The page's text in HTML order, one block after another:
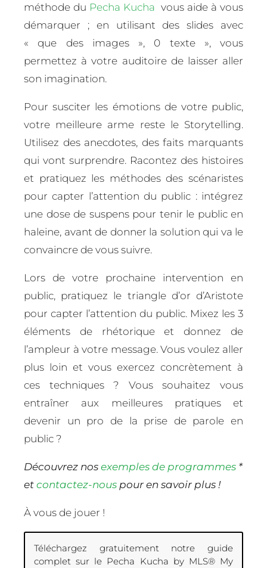
méthode du Pecha Kucha vous aide à vous
démarquer ; en utilisant des slides avec
« que des images », 0 texte », vous
permettez à votre auditoire de laisser aller
son imagination.
Pour susciter les émotions de votre public,
votre meilleure arme reste le Storytelling.
Utilisez des anecdotes, des faits marquants
qui vont surprendre. Racontez des histoires
et pratiquez les méthodes des scénaristes
pour capter l’attention du public : intégrez
une dose de suspens pour tenir le public en
haleine, avant de donner la solution qui va le
convaincre de vous suivre.
Lors de votre prochaine intervention en
public, pratiquez le triangle d’or d’Aristote
pour capter l’attention du public. Mixez les 3
éléments de rhétorique et donnez de
l’ampleur à votre message. Vous voulez aller
plus loin et vous exercez concrètement à
ces techniques ? Vous souhaitez vous
entraîner aux meilleures pratiques et
devenir un pro de la prise de parole en
public ?
Découvrez nos exemples de programmes *
et contactez-nous pour en savoir plus !
À vous de jouer !
Téléchargez gratuitement notre guide
complet sur le Pecha Kucha by MLS® My